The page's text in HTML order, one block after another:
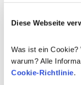
Diese Webseite
Was ist ein
warum? Alle
Cookie-Richtlinie.
Wirkstoffe für die
Wirkstoffe für die
Regulierung von